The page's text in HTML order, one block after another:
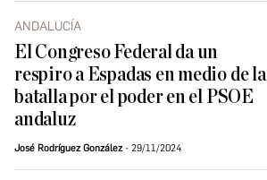
ANDALUCÍA
El Congreso Federal da un
respiro a Espadas en medio de la
batalla por el poder en el PSOE
andaluz
José Rodríguez González 29/11/2024